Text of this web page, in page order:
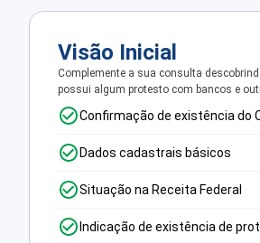
Visão Inicial
Complemente a sua consulta
possui algum protesto com bancos e
Confirmação de existência do
Dados cadastrais básicos
Situação na Receita Federal
Indicação de existência de